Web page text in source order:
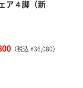
ア４脚（新
（税込 ¥36,080）